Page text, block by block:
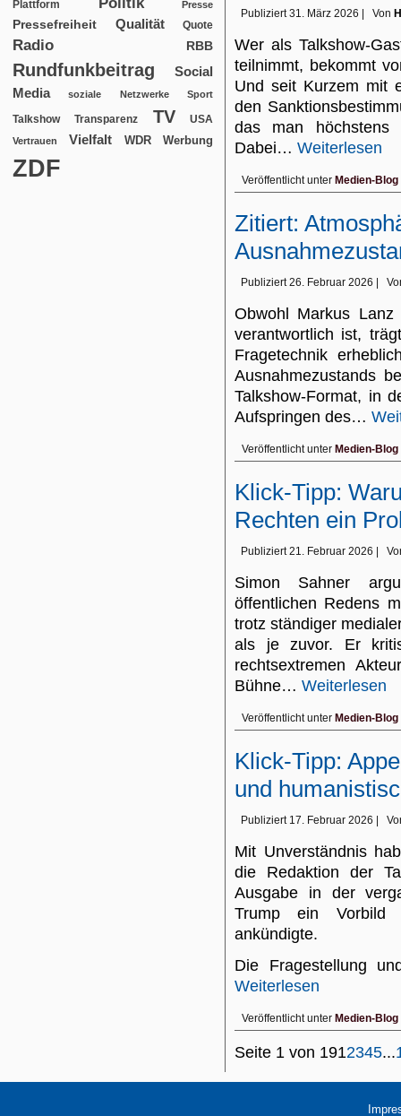
Plattform Presse
Pressefreiheit Qualität Quote
Radio RBB
Rundfunkbeitrag
Social
Media
soziale Netzwerke Sport
Talkshow Transparenz TV USA
Vertrauen Vielfalt WDR Werbung
ZDF
Publiziert 31. März 2026 Von
Wer als Talkshow-
teilnimmt, bekommt
Und seit Kurzem mit
den
das man höchstens
Dabei… Weiterlesen
Veröffentlicht unter Medien-Blog
Zitiert:
Publiziert 26. Februar 2026
Obwohl Markus
verantwortlich ist,
Fragetechnik
Ausnahmezustands
Talkshow-Format, in
Aufspringen des…
Veröffentlicht unter Medien-Blog
Klick-Tipp:
Rechten ein
Publiziert 21. Februar 2026
Simon Sahner
öffentlichen Redens
trotz ständiger
als je zuvor. Er
rechtsextremen
Bühne… Weiterlesen
Veröffentlicht unter Medien-Blog
Klick-Tipp:
und
Publiziert 17. Februar 2026
Mit Unverständnis
die Redaktion der
Ausgabe in der
Trump ein Vorbild
ankündigte.
Die Fragestellung
Weiterlesen
Veröffentlicht unter Medien-Blog
Seite 1 von 1912345...